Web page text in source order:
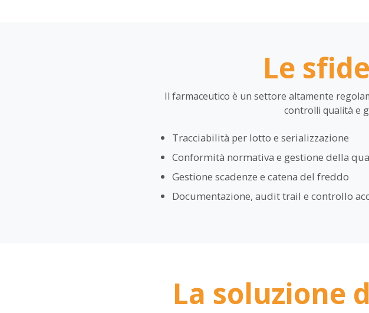
Le
Il farmaceutico è un settore altamente
controlli qualità e
Tracciabilità per lotto e serializzazione
Conformità normativa e gestione della
Gestione scadenze e catena del freddo
Documentazione, audit trail e controllo
La soluzione